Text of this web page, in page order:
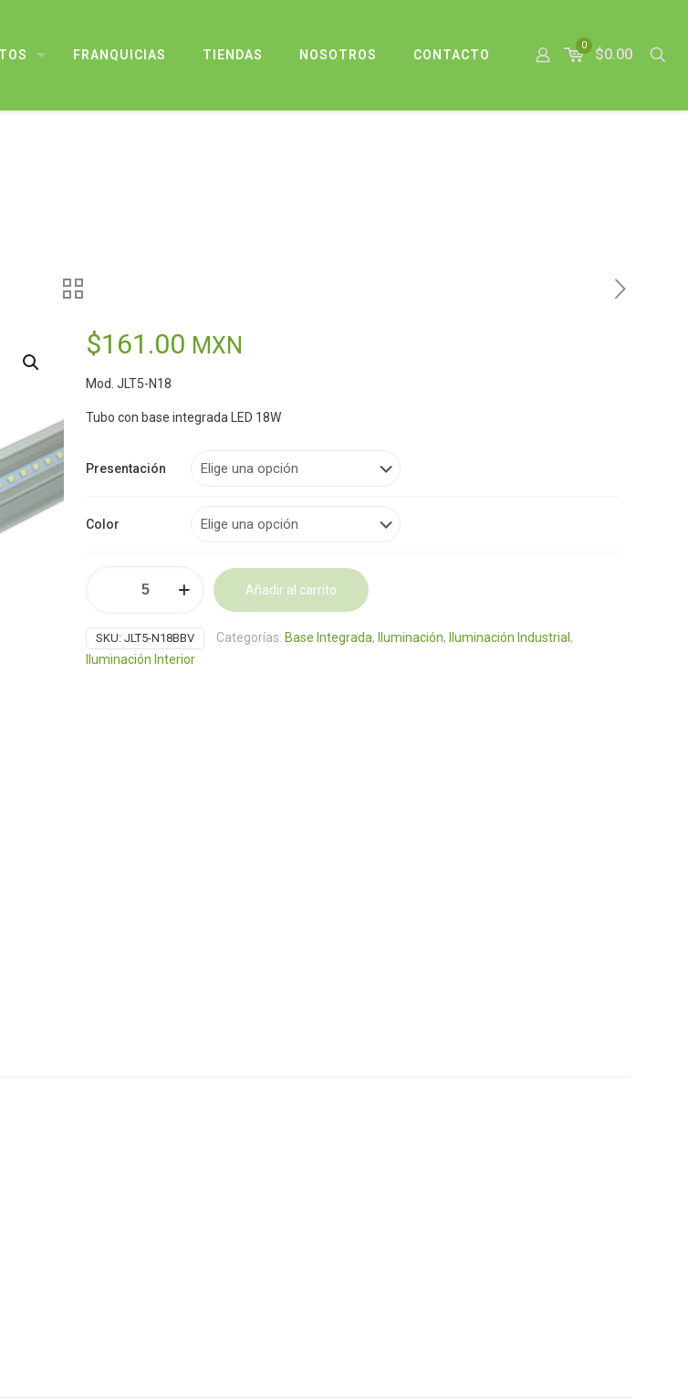
FRANQUICIAS TIENDAS NOSOTROS CONTACTO
0
$0.00
$161.00 MXN
Mod. JLT5-N18
Tubo con base integrada LED 18W
Presentación
Color
18W
120
Añadir al carrito
SKU: JLT5-N18BBV Categorías: Base Integrada, Iluminación, Iluminación Industrial ,
Iluminación Interior